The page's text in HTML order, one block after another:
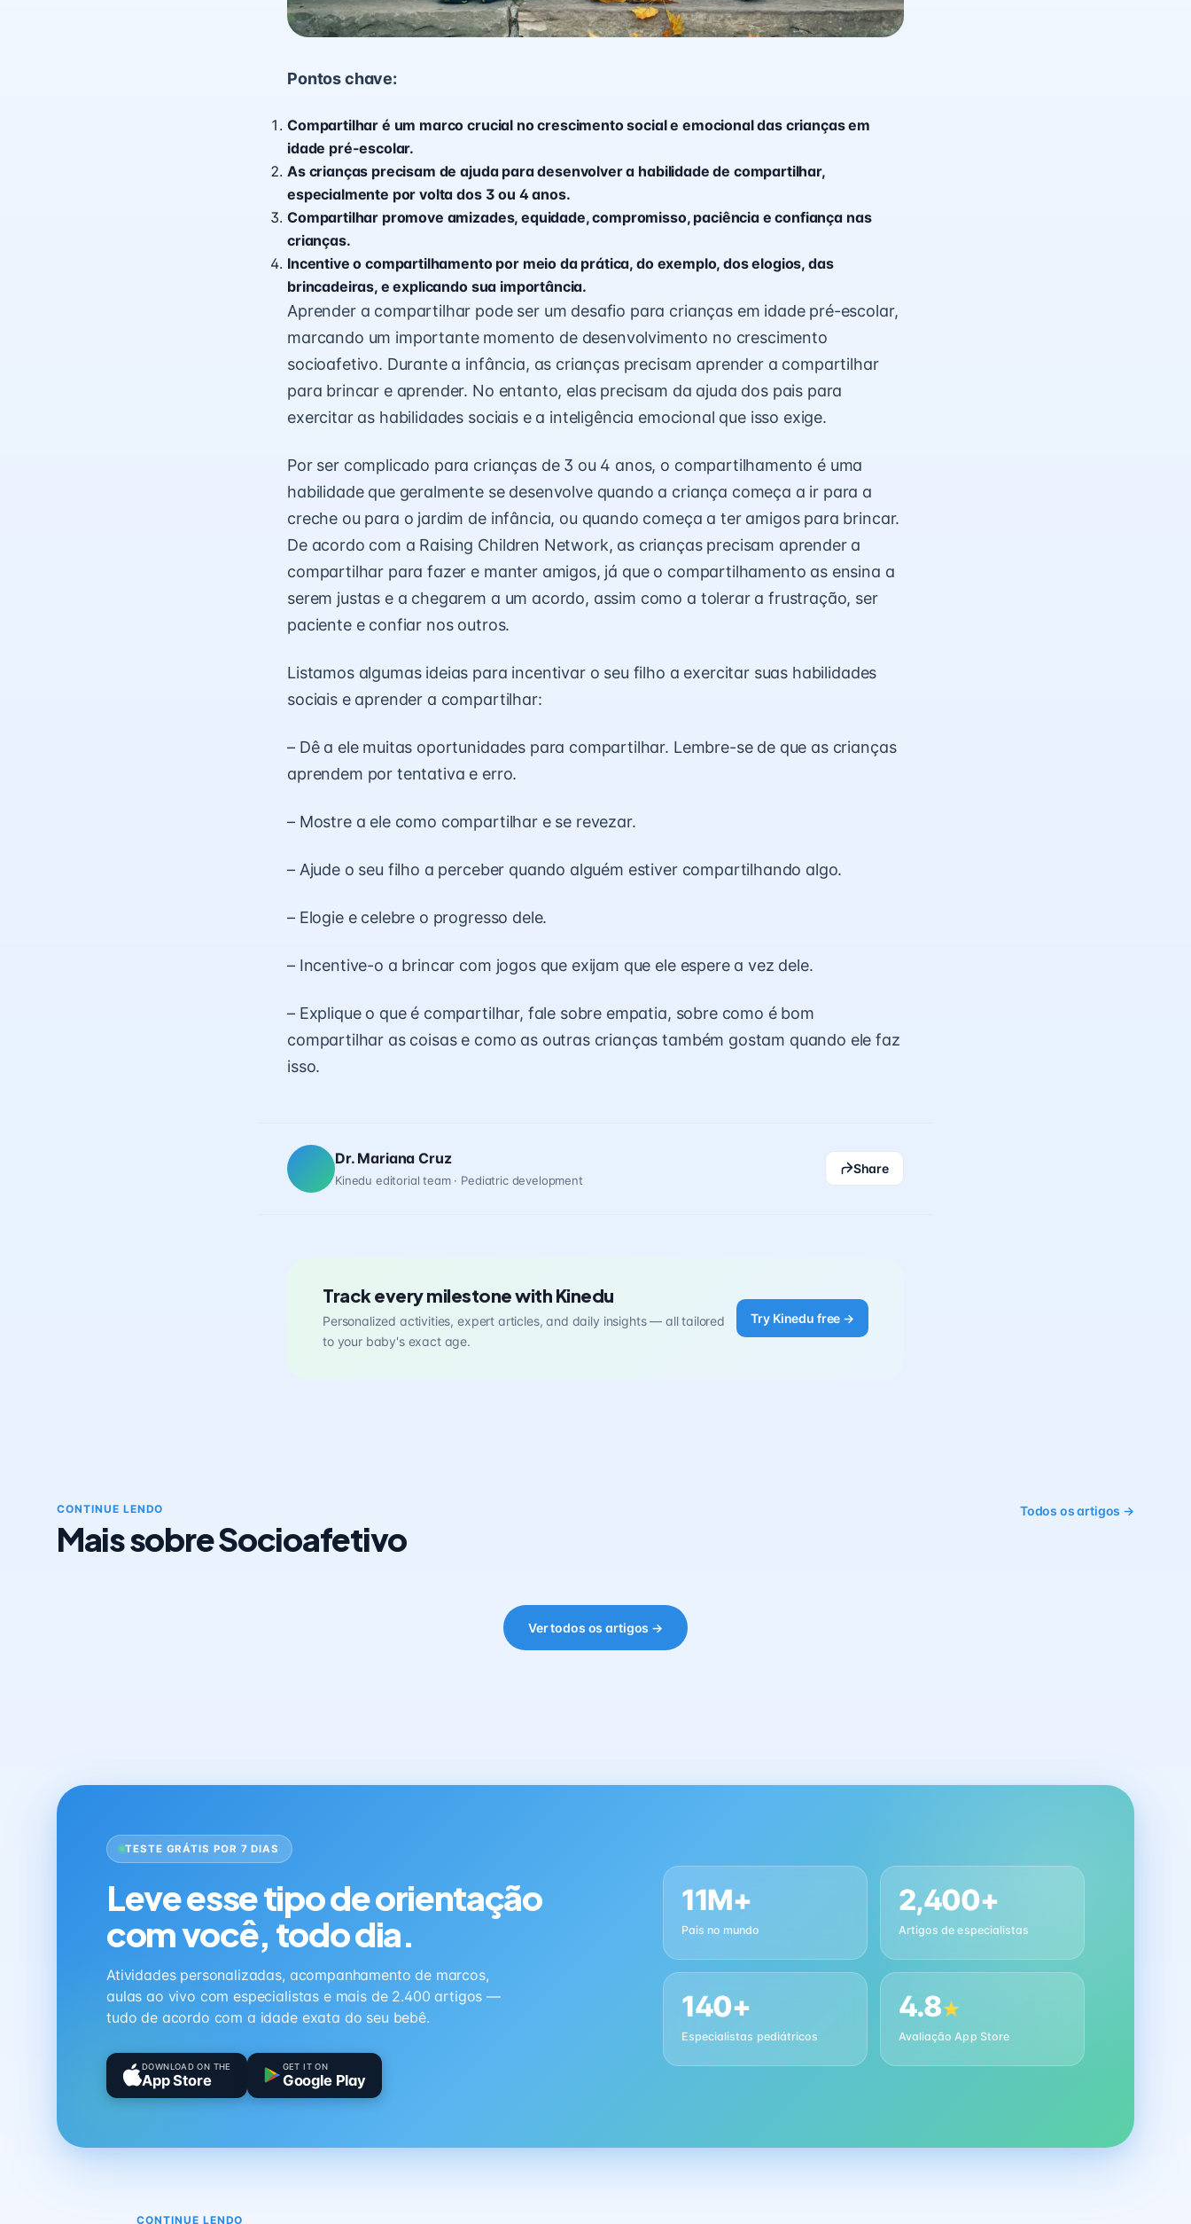
Pontos chave:
Compartilhar é um marco crucial no crescimento social e emocional das crianças em
idade pré-escolar.
As crianças precisam de ajuda para desenvolver a habilidade de compartilhar,
especialmente por volta dos 3 ou 4 anos.
Compartilhar promove amizades, equidade, compromisso, paciência e confiança nas
crianças.
Incentive o compartilhamento por meio da prática, do exemplo, dos elogios, das
brincadeiras, e explicando sua importância.
Aprender a compartilhar pode ser um desafio para crianças em idade pré-escolar,
marcando um importante momento de desenvolvimento no crescimento
socioafetivo. Durante a infância, as crianças precisam aprender a compartilhar
para brincar e aprender. No entanto, elas precisam da ajuda dos pais para
exercitar as habilidades sociais e a inteligência emocional que isso exige.
Por ser complicado para crianças de 3 ou 4 anos, o compartilhamento é uma
habilidade que geralmente se desenvolve quando a criança começa a ir para a
creche ou para o jardim de infância, ou quando começa a ter amigos para brincar.
De acordo com a Raising Children Network, as crianças precisam aprender a
compartilhar para fazer e manter amigos, já que o compartilhamento as ensina a
serem justas e a chegarem a um acordo, assim como a tolerar a frustração, ser
paciente e confiar nos outros.
Listamos algumas ideias para incentivar o seu filho a exercitar suas habilidades
sociais e aprender a compartilhar:
– Dê a ele muitas oportunidades para compartilhar. Lembre-se de que as crianças
aprendem por tentativa e erro.
– Mostre a ele como compartilhar e se revezar.
– Ajude o seu filho a perceber quando alguém estiver compartilhando algo.
– Elogie e celebre o progresso dele.
– Incentive-o a brincar com jogos que exijam que ele espere a vez dele.
– Explique o que é compartilhar, fale sobre empatia, sobre como é bom
compartilhar as coisas e como as outras crianças também gostam quando ele faz
isso.
Dr. Mariana Cruz
Kinedu editorial team · Pediatric development
Share
Track every milestone with Kinedu
Personalized activities, expert articles, and daily insights — all tailored
to your baby's exact age.
Try Kinedu free →
CONTINUE LENDO
Mais sobre Socioafetivo
Todos os artigos →
Ver todos os artigos →
TESTE GRÁTIS POR 7 DIAS
Leve esse tipo de orientação
com você, todo dia.
Atividades personalizadas, acompanhamento de marcos,
aulas ao vivo com especialistas e mais de 2.400 artigos —
tudo de acordo com a idade exata do seu bebê.
DOWNLOAD ON THE
App Store
GET IT ON
Google Play
11M+
Pais no mundo
2,400+
Artigos de especialistas
140+
Especialistas pediátricos
4.8★
Avaliação App Store
CONTINUE LENDO